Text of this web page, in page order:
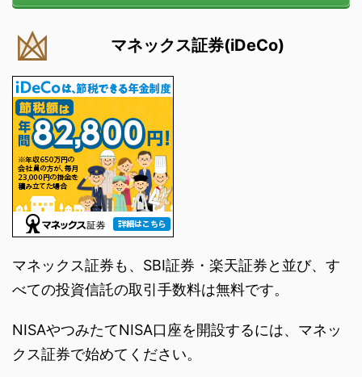
マネックス証券(iDeCo)
マネックス証券も、SBI証券・楽天証券と並び、す
べての投資信託の取引手数料は無料です。
NISAやつみたてNISA口座を開設するには、マネッ
クス証券で始めてください。